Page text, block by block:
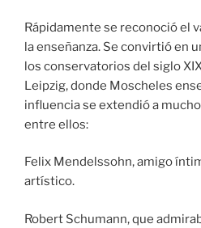
Rápidamente se reconoció el
la enseñanza. Se convirtió en
los conservatorios del siglo
Leipzig, donde Moscheles
influencia se extendió a
entre ellos:
Felix Mendelssohn, amigo
artístico.
Robert Schumann, que